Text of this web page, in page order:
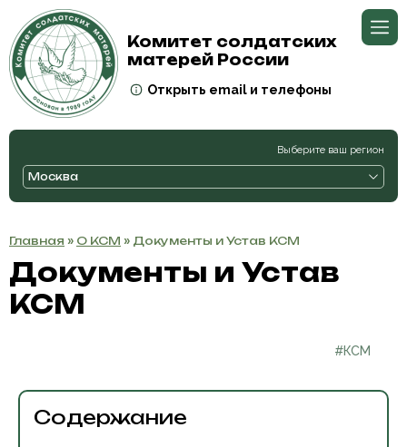
Комитет солдатских
матерей России
Открыть email и телефоны
Выберите ваш регион
Москва
Главная » О КСМ » Документы и Устав КСМ
Документы и Устав
КСМ
#КСМ
Содержание